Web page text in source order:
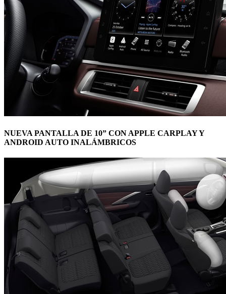
NUEVA PANTALLA DE 10” CON APPLE CARPLAY Y
ANDROID AUTO INALÁMBRICOS